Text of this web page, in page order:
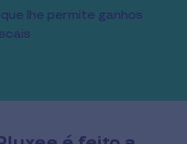
lhe permite ganhos